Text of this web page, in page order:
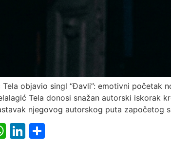
Tela objavio singl “Đavli”: emotivni
Tela donosi snažan autorski iskorak
njegovog autorskog puta započetog
WhatsApp
LinkedIn